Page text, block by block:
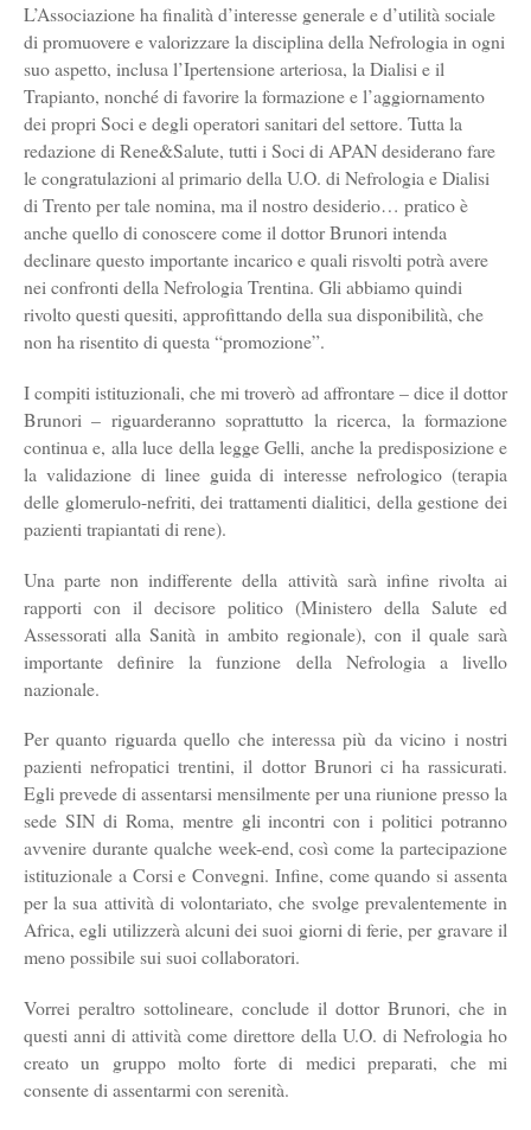
L’Associazione ha finalità d’interesse generale e d’utilità sociale
di promuovere e valorizzare la disciplina della Nefrologia in ogni
suo aspetto, inclusa l’Ipertensione arteriosa, la Dialisi e il
Trapianto, nonché di favorire la formazione e l’aggiornamento
dei propri Soci e degli operatori sanitari del settore. Tutta la
redazione di Rene&Salute, tutti i Soci di APAN desiderano fare
le congratulazioni al primario della U.O. di Nefrologia e Dialisi
di Trento per tale nomina, ma il nostro desiderio… pratico è
anche quello di conoscere come il dottor Brunori intenda
declinare questo importante incarico e quali risvolti potrà avere
nei confronti della Nefrologia Trentina. Gli abbiamo quindi
rivolto questi quesiti, approfittando della sua disponibilità, che
non ha risentito di questa “promozione”.
I compiti istituzionali, che mi troverò ad affrontare – dice il dottor
Brunori – riguarderanno soprattutto la ricerca, la formazione
continua e, alla luce della legge Gelli, anche la predisposizione e
la validazione di linee guida di interesse nefrologico (terapia
delle glomerulo-nefriti, dei trattamenti dialitici, della gestione dei
pazienti trapiantati di rene).
Una parte non indifferente della attività sarà infine rivolta ai
rapporti con il decisore politico (Ministero della Salute ed
Assessorati alla Sanità in ambito regionale), con il quale sarà
importante definire la funzione della Nefrologia a livello
nazionale.
Per quanto riguarda quello che interessa più da vicino i nostri
pazienti nefropatici trentini, il dottor Brunori ci ha rassicurati.
Egli prevede di assentarsi mensilmente per una riunione presso la
sede SIN di Roma, mentre gli incontri con i politici potranno
avvenire durante qualche week-end, così come la partecipazione
istituzionale a Corsi e Convegni. Infine, come quando si assenta
per la sua attività di volontariato, che svolge prevalentemente in
Africa, egli utilizzerà alcuni dei suoi giorni di ferie, per gravare il
meno possibile sui suoi collaboratori.
Vorrei peraltro sottolineare, conclude il dottor Brunori, che in
questi anni di attività come direttore della U.O. di Nefrologia ho
creato un gruppo molto forte di medici preparati, che mi
consente di assentarmi con serenità.